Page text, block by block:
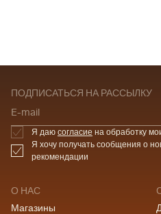
О НАС
Магазины
ПОДПИСАТЬСЯ НА РАССЫЛКУ
E-mail
Я даю согласие на обработку
Я хочу получать сообщения о
рекомендации